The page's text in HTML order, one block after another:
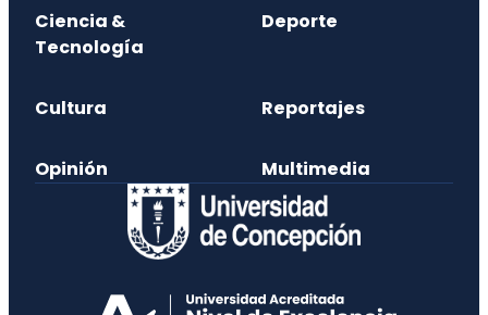
Ciencia &
Tecnología
Deporte
Cultura Reportajes
Opinión Multimedia